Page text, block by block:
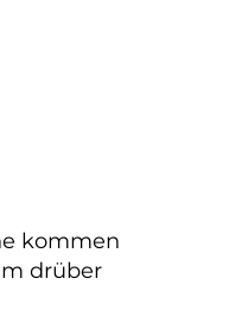
kommen
drüber